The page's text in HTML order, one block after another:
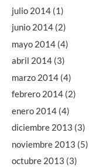
julio 2014 (1)
junio 2014 (2)
mayo 2014 (4)
abril 2014 (3)
marzo 2014 (4)
febrero 2014 (2)
enero 2014 (4)
diciembre 2013 (3)
noviembre 2013 (5)
octubre 2013 (3)